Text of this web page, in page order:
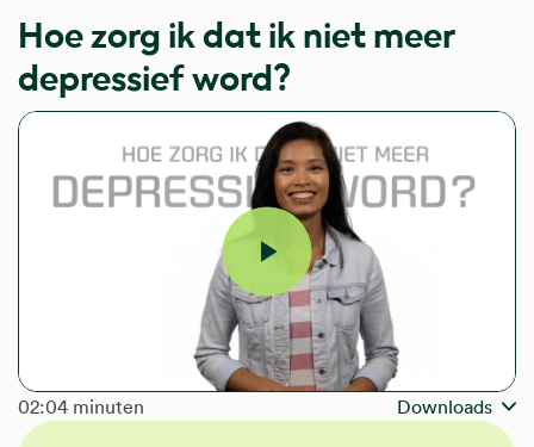
Hoe zorg ik dat ik niet meer
depressief word?
Video
afspelen
The length of the video is
02:04 minuten Downloads